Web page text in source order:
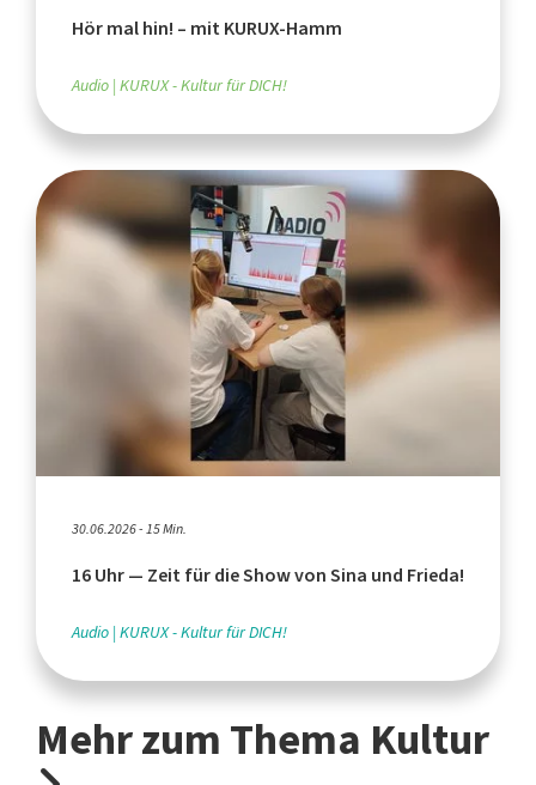
Hör mal hin! – mit KURUX-Hamm
Audio KURUX - Kultur für DICH!
30.06.2026 - 15 Min.
16 Uhr — Zeit für die Show von Sina und Frieda!
Audio KURUX - Kultur für DICH!
Mehr zum Thema Kultur